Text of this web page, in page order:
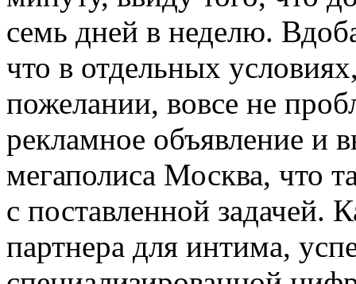
семь дней в неделю.
что в отдельных
пожелании, вовсе не
рекламное объявление и
мегаполиса Москва, что
с поставленной задачей.
партнера для интима,